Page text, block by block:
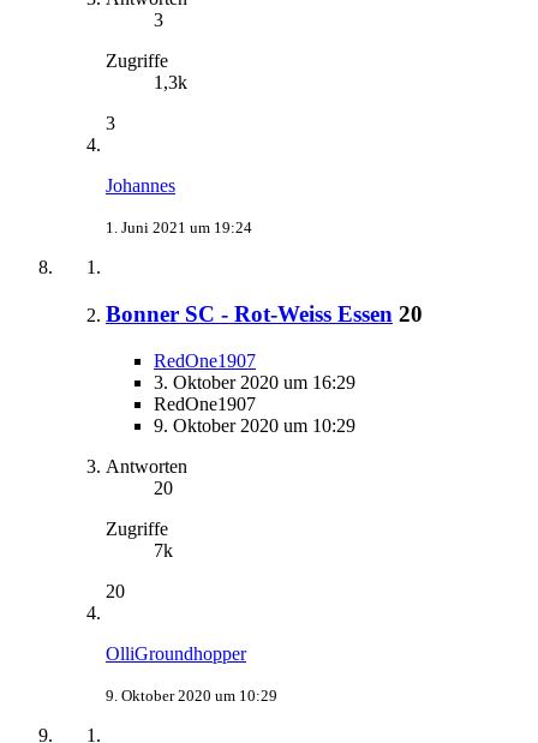
3
Zugriffe
1,3k
3
Johannes
1. Juni 2021 um 19:24
Bonner SC - Rot-Weiss Essen 20
RedOne1907
3. Oktober 2020 um 16:29
RedOne1907
9. Oktober 2020 um 10:29
Antworten
20
Zugriffe
7k
20
OlliGroundhopper
9. Oktober 2020 um 10:29